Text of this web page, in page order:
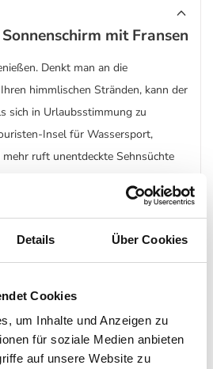
Details Über Cookies
Cookies
um Inhalte und Anzeigen zu
für soziale Medien anbieten
auf unsere Website zu
mit Fransen
Denkt man an die
himmlischen Stränden, kann der
sich in Urlaubsstimmung zu
Insel für Wassersport,
ruft unentdeckte Sehnsüchte
Jan Kurtz. Zwar kann
die Traumstände nicht in Ihren
zaubern, doch er kann Ihnen das
anderen Ort weit, weit weg zu sein.
ausmacht? Ein vollkommen
seine typischen Fransen
das traumhafte Hawaii in das man